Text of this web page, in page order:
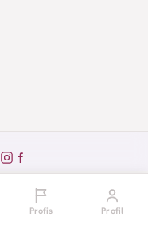
Profis Profil